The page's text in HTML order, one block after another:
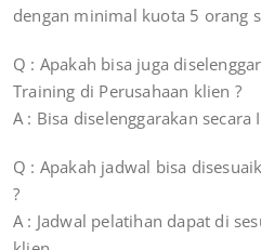
dengan minimal kuota 5 orang
Q : Apakah bisa juga
Training di Perusahaan klien ?
A : Bisa diselenggarakan secara
Q : Apakah jadwal bisa
?
A : Jadwal pelatihan dapat di